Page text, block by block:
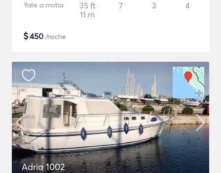
Yate a motor
35 ft
11 m
7 3 4
$450 /noche
Adria 1002